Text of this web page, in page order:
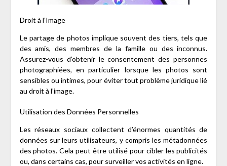
Droit à l’Image
Le partage de photos implique souvent des tiers, tels que
des amis, des membres de la famille ou des inconnus.
Assurez-vous d’obtenir le consentement des personnes
photographiées, en particulier lorsque les photos sont
sensibles ou intimes, pour éviter tout problème juridique lié
au droit à l’image.
Utilisation des Données Personnelles
Les réseaux sociaux collectent d’énormes quantités de
données sur leurs utilisateurs, y compris les métadonnées
des photos. Cela peut être utilisé pour cibler les publicités
ou, dans certains cas, pour surveiller vos activités en ligne.